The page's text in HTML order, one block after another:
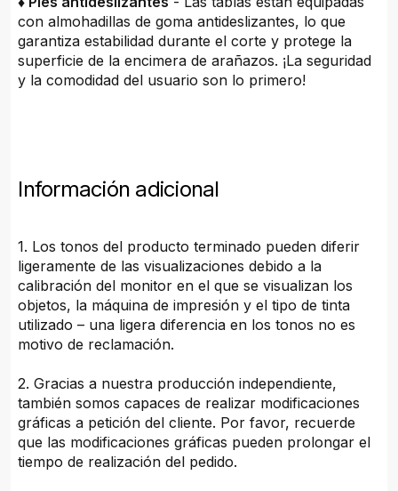
con almohadillas de goma antideslizantes, lo que
garantiza estabilidad durante el corte y protege la
superficie de la encimera de arañazos. ¡La seguridad
y la comodidad del usuario son lo primero!
Información adicional
1. Los tonos del producto terminado pueden diferir
ligeramente de las visualizaciones debido a la
calibración del monitor en el que se visualizan los
objetos, la máquina de impresión y el tipo de tinta
utilizado – una ligera diferencia en los tonos no es
motivo de reclamación.
2. Gracias a nuestra producción independiente,
también somos capaces de realizar modificaciones
gráficas a petición del cliente. Por favor, recuerde
que las modificaciones gráficas pueden prolongar el
tiempo de realización del pedido.